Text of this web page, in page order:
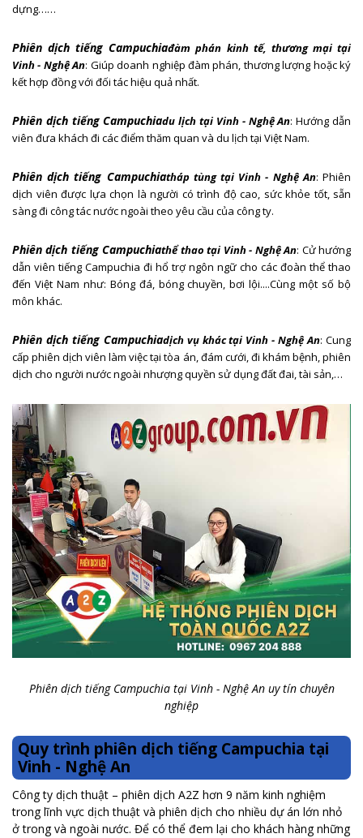
dựng……
Phiên dịch tiếng Campuchiađàm phán kinh tế, thương mạitại
Vinh - Nghệ An: Giúp doanh nghiệp đàm phán, thương lượng hoặc ký
kết hợp đồng với đối tác hiệu quả nhất.
Phiên dịch tiếng Campuchiadu lịchtại Vinh - Nghệ An: Hướng dẫn
viên đưa khách đi các điểm thăm quan và du lịch tại Việt Nam.
Phiên dịch tiếng Campuchiatháp tùngtại Vinh - Nghệ An: Phiên
dịch viên được lựa chọn là người có trình độ cao, sức khỏe tốt, sẵn
sàng đi công tác nước ngoài theo yêu cầu của công ty.
Phiên dịch tiếng Campuchiathể thaotại Vinh - Nghệ An: Cử hướng
dẫn viên tiếng Campuchia đi hổ trợ ngôn ngữ cho các đoàn thể thao
đến Việt Nam như: Bóng đá, bóng chuyền, bơi lội....Cùng một số bộ
môn khác.
Phiên dịch tiếng Campuchiadịch vụ kháctại Vinh - Nghệ An: Cung
cấp phiên dịch viên làm việc tại tòa án, đám cưới, đi khám bệnh, phiên
dịch cho người nước ngoài nhượng quyền sử dụng đất đai, tài sản,…
Phiên dịch tiếng Campuchia tại Vinh - Nghệ An uy tín chuyên
nghiệp
Quy trình phiên dịch tiếng Campuchia tại
Vinh - Nghệ An
Công ty dịch thuật – phiên dịch A2Z hơn 9 năm kinh nghiệm
trong lĩnh vực dịch thuật và phiên dịch cho nhiều dự án lớn nhỏ
ở trong và ngoài nước. Để có thể đem lại cho khách hàng những